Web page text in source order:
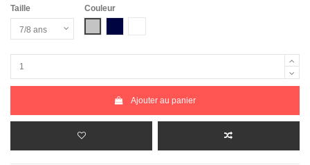
Taille
Couleur
Ajouter au panier